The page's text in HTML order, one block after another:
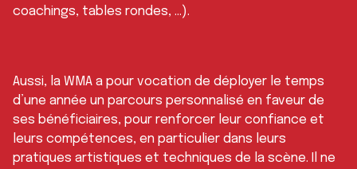
coachings, tables rondes, …).
Aussi, la WMA a pour vocation de déployer le temps
d’une année un parcours personnalisé en faveur de
ses bénéficiaires, pour renforcer leur confiance et
leurs compétences, en particulier dans leurs
pratiques artistiques et techniques de la scène. Il ne